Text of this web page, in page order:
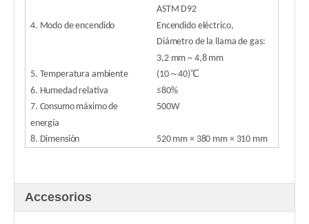
ASTM D92
4. Modo de encendido Encendido eléctrico,
Diámetro de la llama de gas:
3,2 mm ~ 4,8 mm
5. Temperatura ambiente
(10～40)℃
6. Humedad relativa
≤80%
7. Consumo máximo de
energía
500W
8. Dimensión 520 mm × 380 mm × 310 mm
Accesorios